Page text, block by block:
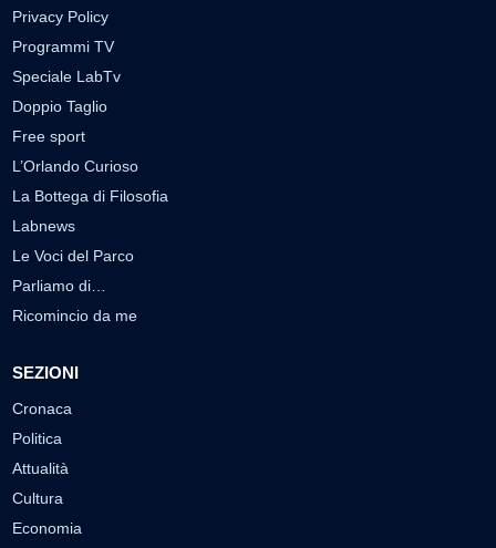
Privacy Policy
Programmi TV
Speciale LabTv
Doppio Taglio
Free sport
L’Orlando Curioso
La Bottega di Filosofia
Labnews
Le Voci del Parco
Parliamo di…
Ricomincio da me
SEZIONI
Cronaca
Politica
Attualità
Cultura
Economia